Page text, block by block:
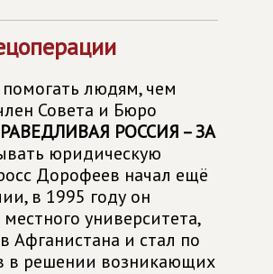
людям, чем
Совета и Бюро
РОССИЯ – ЗА
юридическую
Дорофеев начал ещё
в 1995 году он
университета,
Афганистана и стал по
в решении возникающих